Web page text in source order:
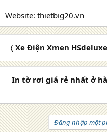
Website: thietbig20.vn
〈 Xe Điện Xmen
In tờ rơi giá rẻ nhất ở
Đăng nhập một